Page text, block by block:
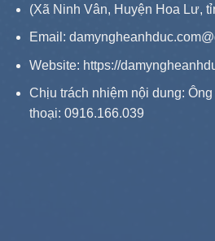
(Xã Ninh Vân, Huyện Hoa Lư,
Email:
Website: https://
Chịu trách nhiệm nội dung:
thoại: 0916.166.039